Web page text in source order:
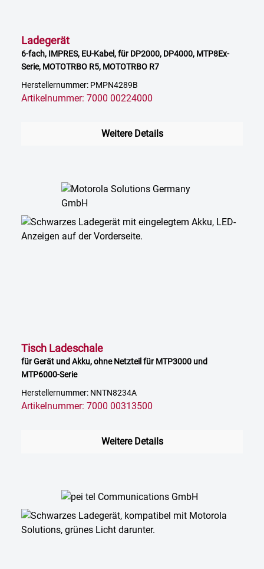
Ladegerät
6-fach, IMPRES, EU-Kabel, für DP2000, DP4000, MTP8Ex-
Serie, MOTOTRBO R5, MOTOTRBO R7
Herstellernummer: PMPN4289B
Artikelnummer: 7000 00224000
Weitere Details
Tisch Ladeschale
für Gerät und Akku, ohne Netzteil für MTP3000 und
MTP6000-Serie
Herstellernummer: NNTN8234A
Artikelnummer: 7000 00313500
Weitere Details